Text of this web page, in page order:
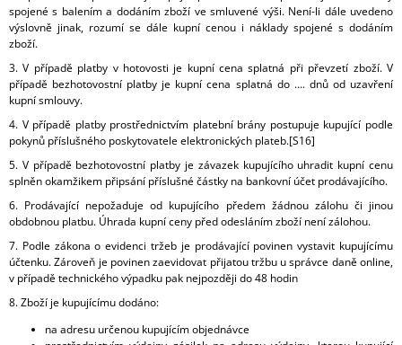
spojené s balením a dodáním zboží ve smluvené výši. Není-li dále uvedeno
výslovně jinak, rozumí se dále kupní cenou i náklady spojené s dodáním
zboží.
3. V případě platby v hotovosti je kupní cena splatná při převzetí zboží. V
případě bezhotovostní platby je kupní cena splatná do …. dnů od uzavření
kupní smlouvy.
4. V případě platby prostřednictvím platební brány postupuje kupující podle
pokynů příslušného poskytovatele elektronických plateb.[S16]
5. V případě bezhotovostní platby je závazek kupujícího uhradit kupní cenu
splněn okamžikem připsání příslušné částky na bankovní účet prodávajícího.
6. Prodávající nepožaduje od kupujícího předem žádnou zálohu či jinou
obdobnou platbu. Úhrada kupní ceny před odesláním zboží není zálohou.
7. Podle zákona o evidenci tržeb je prodávající povinen vystavit kupujícímu
účtenku. Zároveň je povinen zaevidovat přijatou tržbu u správce daně online,
v případě technického výpadku pak nejpozději do 48 hodin
8. Zboží je kupujícímu dodáno:
na adresu určenou kupujícím objednávce